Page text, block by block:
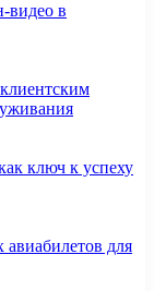
видео в
ключ к успеху
для